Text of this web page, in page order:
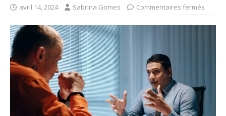
avril 14, 2024 Sabrina Gomes Commentaires fermés